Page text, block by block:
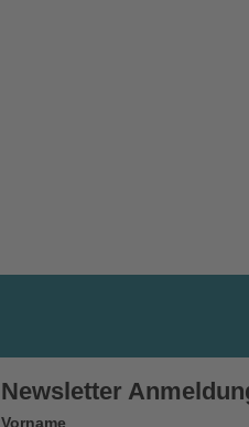
Newsletter
Vorname